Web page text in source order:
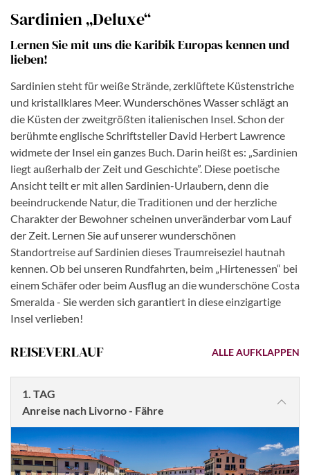
Sardinien „Deluxe“
Lernen Sie mit uns die Karibik Europas kennen und
lieben!
Sardinien steht für weiße Strände, zerklüftete Küstenstriche
und kristallklares Meer. Wunderschönes Wasser schlägt an
die Küsten der zweitgrößten italienischen Insel. Schon der
berühmte englische Schriftsteller David Herbert Lawrence
widmete der Insel ein ganzes Buch. Darin heißt es: „Sardinien
liegt außerhalb der Zeit und Geschichte”. Diese poetische
Ansicht teilt er mit allen Sardinien-Urlaubern, denn die
beeindruckende Natur, die Traditionen und der herzliche
Charakter der Bewohner scheinen unveränderbar vom Lauf
der Zeit. Lernen Sie auf unserer wunderschönen
Standortreise auf Sardinien dieses Traumreiseziel hautnah
kennen. Ob bei unseren Rundfahrten, beim „Hirtenessen“ bei
einem Schäfer oder beim Ausflug an die wunderschöne Costa
Smeralda - Sie werden sich garantiert in diese einzigartige
Insel verlieben!
REISEVERLAUF ALLE AUFKLAPPEN
1. TAG
Anreise nach Livorno - Fähre